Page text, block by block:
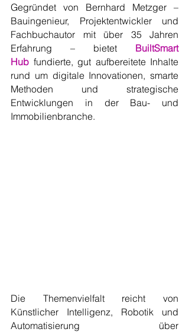
Gegründet von Bernhard Metzger –
Bauingenieur, Projektentwickler und
Fachbuchautor mit über 35 Jahren
Erfahrung – bietet BuiltSmart
Hub fundierte, gut aufbereitete Inhalte
rund um digitale Innovationen, smarte
Methoden und strategische
Entwicklungen in der Bau- und
Immobilienbranche.
Die Themenvielfalt reicht von
Künstlicher Intelligenz, Robotik und
Automatisierung über